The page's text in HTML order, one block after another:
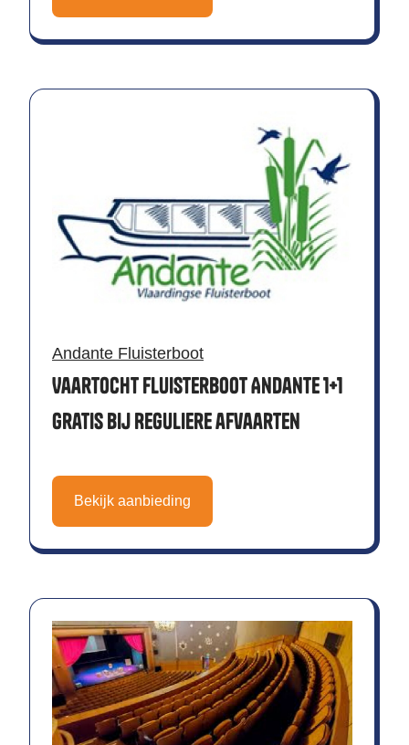
Andante Fluisterboot
Vaartocht Fluisterboot Andante 1+1
gratis bij Reguliere afvaarten
Bekijk aanbieding